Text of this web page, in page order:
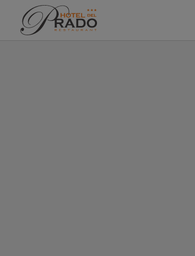
Disfruta De La Montaña En Tu Hotel Con Piscina En La Cerdanya